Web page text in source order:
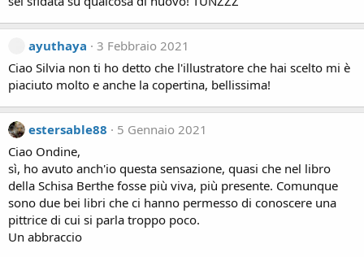
ayuthaya
3 Febbraio 2021
Ciao Silvia non ti ho detto che l'illustratore che hai scelto mi è
piaciuto molto e anche la copertina, bellissima!
estersable88
5 Gennaio 2021
Ciao Ondine,
sì, ho avuto anch'io questa sensazione, quasi che nel libro
della Schisa Berthe fosse più viva, più presente. Comunque
sono due bei libri che ci hanno permesso di conoscere una
pittrice di cui si parla troppo poco.
Un abbraccio